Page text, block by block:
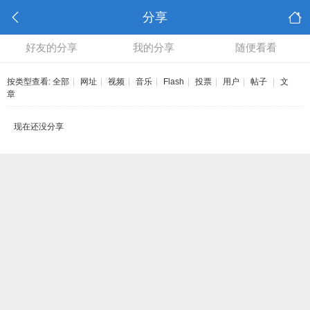
分享
好友的分享 我的分享 随便看看
按类型查看: 全部 网址 视频 音乐 Flash 投票 用户 帖子
文
章
现在还没分享